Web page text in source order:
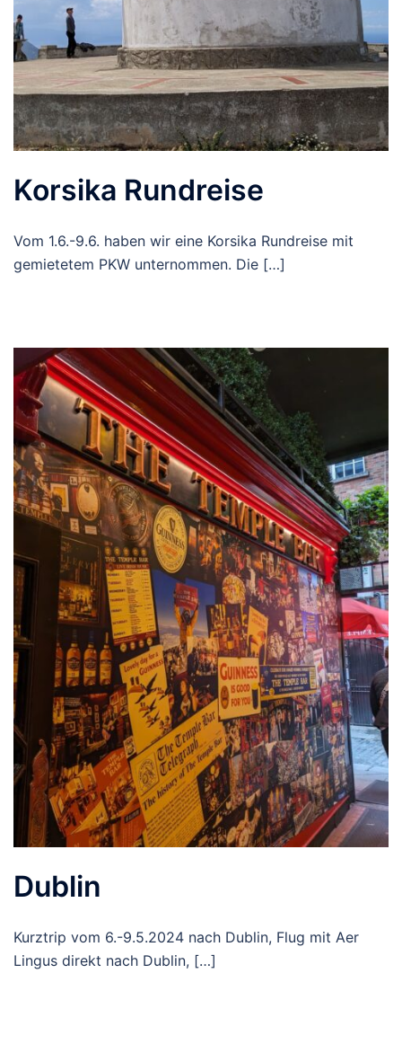
Korsika Rundreise
Vom 1.6.-9.6. haben wir eine Korsika Rundreise mit
gemietetem PKW unternommen. Die […]
Dublin
Kurztrip vom 6.-9.5.2024 nach Dublin, Flug mit Aer
Lingus direkt nach Dublin, […]